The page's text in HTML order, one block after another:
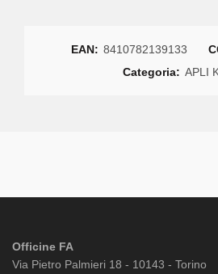
EAN: 8410782139133
Categoria: APLI
Officine FA
Via Pietro Palmieri 18 - 10143 - Torino